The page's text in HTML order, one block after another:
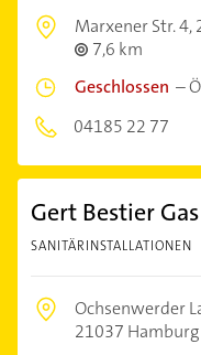
Marxener Str. 4,
7,6 km
Geschlossen –
04185 22 77
Gert Bestier
SANITÄRINSTALLATIONEN
Ochsenwerder
21037 Hamburg